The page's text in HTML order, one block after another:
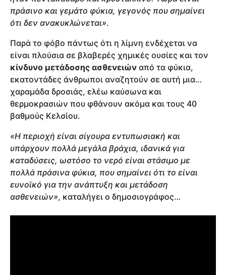
πράσινο και γεμάτο φύκια, γεγονός που σημαίνει
ότι δεν ανακυκλώνεται».
Παρά το φόβο πάντως ότι η λίμνη ενδέχεται να
είναι πλούσια σε βλαβερές χημικές ουσίες και τον
κίνδυνο μετάδοσης ασθενειών από τα φύκια,
εκατοντάδες άνθρωποι αναζητούν σε αυτή μια…
χαραμάδα δροσιάς, ελέω καύσωνα και
θερμοκρασιών που φθάνουν ακόμα και τους 40
βαθμούς Κελσίου.
«Η περιοχή είναι σίγουρα εντυπωσιακή και
υπάρχουν πολλά μεγάλα βράχια, ιδανικά για
καταδύσεις, ωστόσο το νερό είναι στάσιμο με
πολλά πράσινα φύκια, που σημαίνει ότι το είναι
ευνοϊκό για την ανάπτυξη και μετάδοση
ασθενειών», καταλήγει ο δημοσιογράφος…